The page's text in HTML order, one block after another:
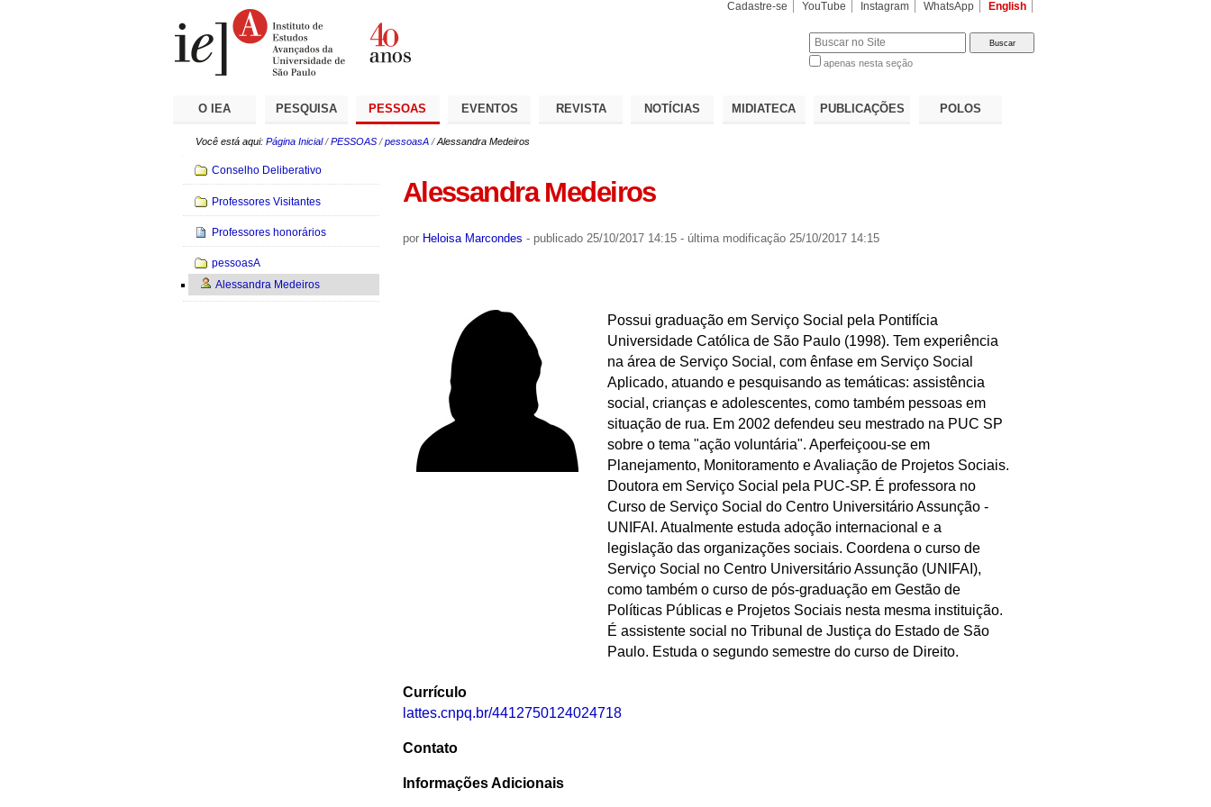
Cadastre-se YouTube Instagram WhatsApp English
apenas nesta seção
O IEA PESQUISA PESSOAS EVENTOS REVISTA NOTÍCIAS MIDIATECA PUBLICAÇÕES POLOS
Você está aqui: Página Inicial /PESSOAS /pessoasA /Alessandra Medeiros
Alessandra Medeiros
por Heloisa Marcondes - publicado25/10/2017 14:15 - última modificação25/10/2017 14:15
Possui graduação em Serviço Social pela Pontifícia
Universidade Católica de São Paulo (1998). Tem experiência
na área de Serviço Social, com ênfase em Serviço Social
Aplicado, atuando e pesquisando as temáticas: assistência
social, crianças e adolescentes, como também pessoas em
situação de rua. Em 2002 defendeu seu mestrado na PUC SP
sobre o tema "ação voluntária". Aperfeiçoou-se em
Planejamento, Monitoramento e Avaliação de Projetos Sociais.
Doutora em Serviço Social pela PUC-SP. É professora no
Curso de Serviço Social do Centro Universitário Assunção -
UNIFAI. Atualmente estuda adoção internacional e a
legislação das organizações sociais. Coordena o curso de
Serviço Social no Centro Universitário Assunção (UNIFAI),
como também o curso de pós-graduação em Gestão de
Políticas Públicas e Projetos Sociais nesta mesma instituição.
É assistente social no Tribunal de Justiça do Estado de São
Paulo. Estuda o segundo semestre do curso de Direito.
Currículo
lattes.cnpq.br/4412750124024718
Contato
Informações Adicionais
Navegação
Conselho Deliberativo
Professores Visitantes
Professores honorários
pessoasA
Alessandra Medeiros